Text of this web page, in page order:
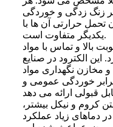
زنگ زدگی و خوردگی
تحمل حرارتی آن ها با
یکدیگر متفاوت است.
رطوبت بالا و تماس با مواد
این الکترود در صنایع
و مخازن نگهداری مواد
برابر خوردگی عمومی و
به دلیل داشتن کروم و نیکل بیشتر،
دماهای زیاد عملکرد